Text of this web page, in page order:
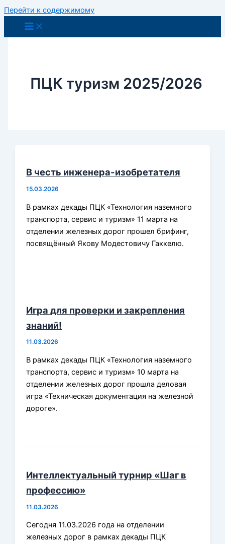
Перейти к содержимому
ПЦК туризм 2025/2026
В честь инженера-изобретателя
15.03.2026
В рамках декады ПЦК «Технология наземного
транспорта, сервис и туризм» 11 марта на
отделении железных дорог прошел брифинг,
посвящённый Якову Модестовичу Гаккелю.
Игра для проверки и закрепления
знаний!
11.03.2026
В рамках декады ПЦК «Технология наземного
транспорта, сервис и туризм» 10 марта на
отделении железных дорог прошла деловая
игра «Техническая документация на железной
дороге».
Интеллектуальный турнир «Шаг в
профессию»
11.03.2026
Сегодня 11.03.2026 года на отделении
железных дорог в рамках декады ПЦК